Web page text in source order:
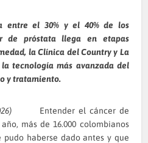
entre el 30% y el 40% de los
de próstata llega en etapas
la Clínica del Country y La
tecnología más avanzada del
y tratamiento.
2026) Entender el cáncer de
más de 16.000 colombianos
haberse dado antes y que